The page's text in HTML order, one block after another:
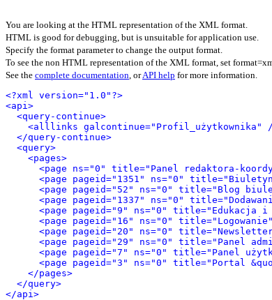
You are looking at the HTML representation of the XML format.
HTML is good for debugging, but is unsuitable for application use.
Specify the format parameter to change the output format.
To see the non HTML representation of the XML format, set
See the complete documentation, orAPI help for more information.
<?xml version="1.0"?>
<api>
<query-continue>
<alllinks galcontinue="Profil_użytkownika"
</query-continue>
<query>
<pages>
<page ns="0" title="Panel redaktora-
<page pageid="1351" ns="0"
<page pageid="52" ns="0" title="Blog
<page pageid="1337" ns="0"
<page pageid="9" ns="0" title="Edukacja
<page pageid="16" ns="0"
<page pageid="20" ns="0"
<page pageid="29" ns="0" title="Panel
<page pageid="7" ns="0" title="Panel
<page pageid="3" ns="0" title="Portal
</pages>
</query>
</api>